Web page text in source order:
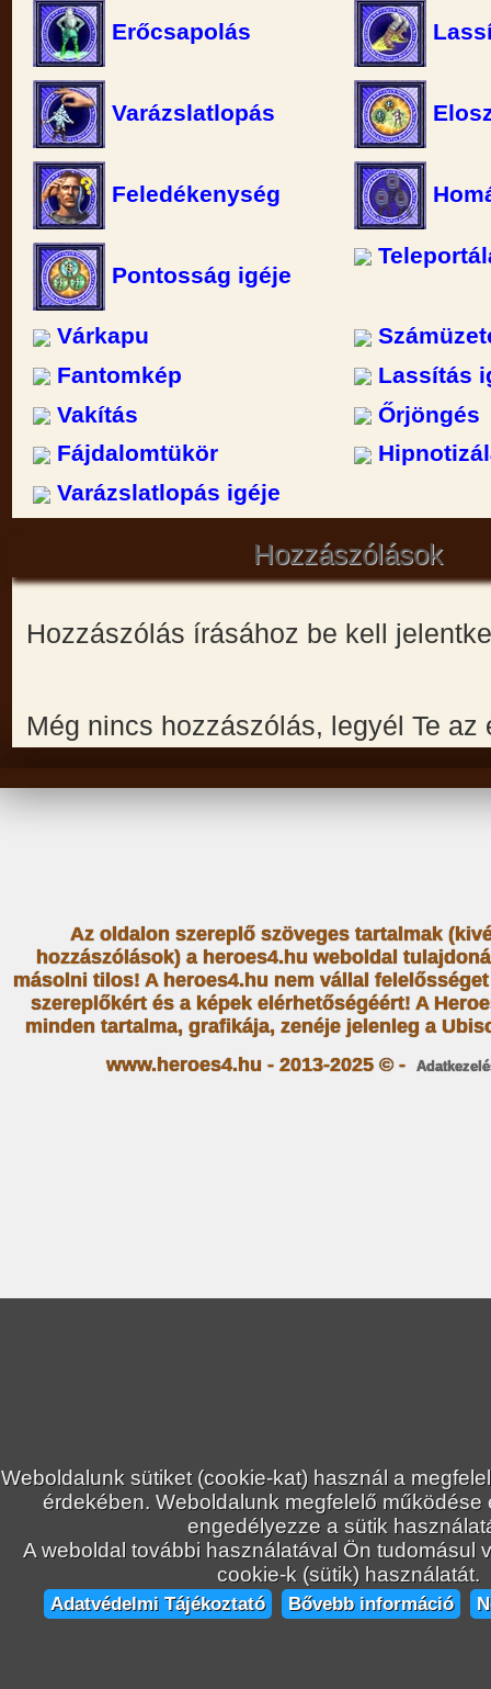
Erőcsapolás
Varázslatlopás
Feledékenység
Pontosság igéje
Várkapu
Fantomkép
Lassítás
Vakítás
Őrjöngés
Fájdalomtükör
Varázslatlopás igéje
Hozzászólások
Hozzászólás írásához be kell
Még nincs hozzászólás, legyél Te az
Weboldalunk sütiket (cookie-kat) használ a
érdekében. Weboldalunk megfelelő működése
engedélyezze a sütik
A weboldal további használatával Ön tudomásul
cookie-k (sütik) használatát.
Adatvédelmi Tájékoztató Bővebb információ
Az oldalon szereplő szöveges tartalmak
hozzászólások) a heroes4.hu weboldal
másolni tilos! A heroes4.hu nem vállal
szereplőkért és a képek elérhetőségéért! A
minden tartalma, grafikája, zenéje jelenleg a
www.heroes4.hu - 2013-2025 © -